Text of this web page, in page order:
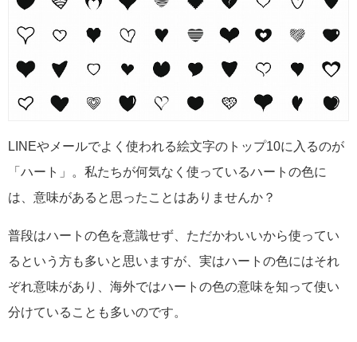
LINEやメールでよく使われる絵文字のトップ10に入るのが
「ハート」。私たちが何気なく使っているハートの色に
は、意味があると思ったことはありませんか？
普段はハートの色を意識せず、ただかわいいから使ってい
るという方も多いと思いますが、実はハートの色にはそれ
ぞれ意味があり、海外ではハートの色の意味を知って使い
分けていることも多いのです。